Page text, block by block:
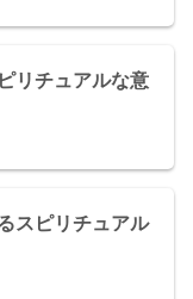
リチュアルな意
スピリチュアル